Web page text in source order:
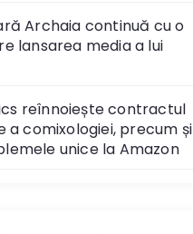
Archaia continuă cu o
lansarea media a lui
reînnoiește contractul
a comixologiei, precum și
unice la Amazon